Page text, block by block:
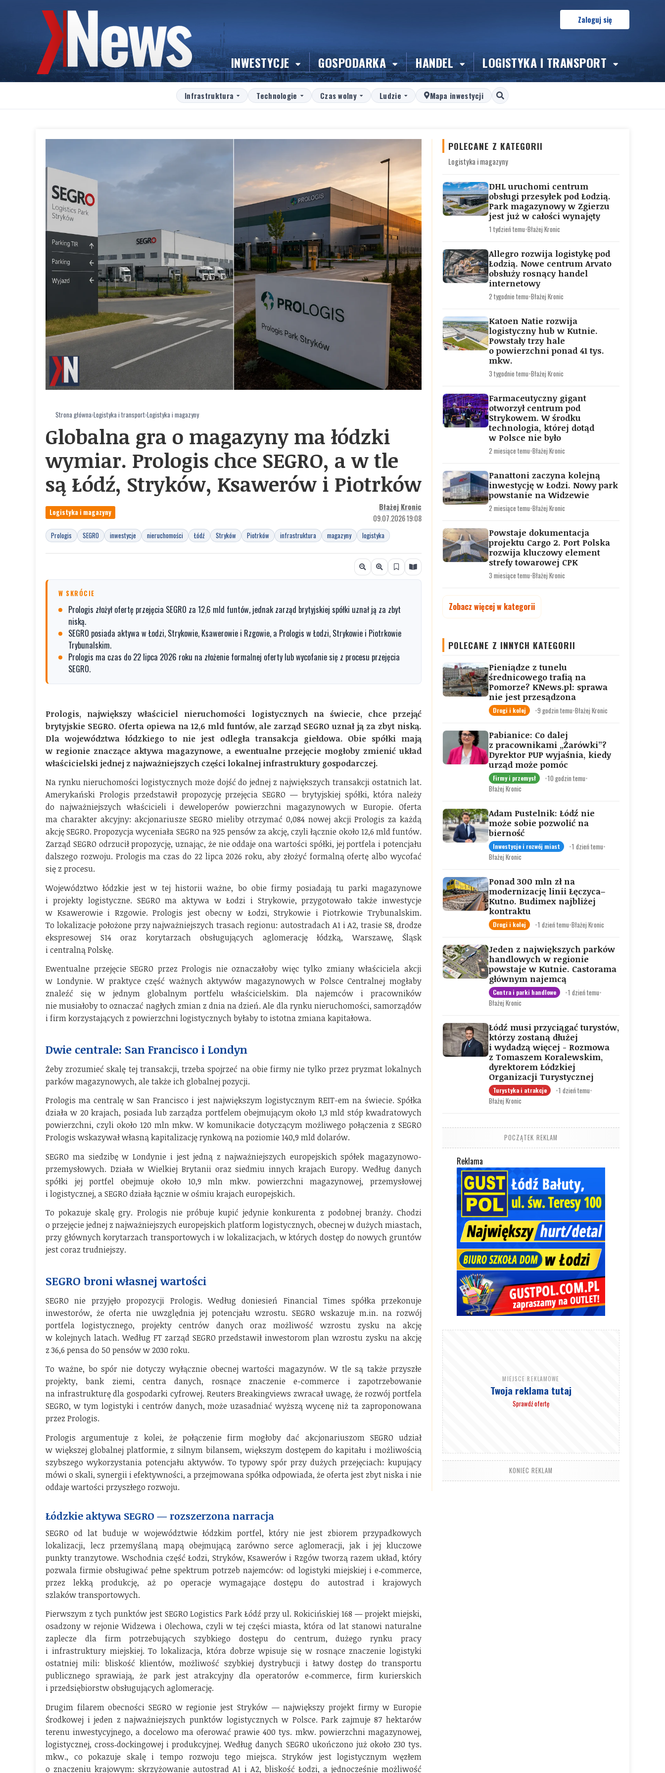
INWESTYCJE GOSPODARKA HANDEL LOGISTYKA I TRANSPORT
Zaloguj się
Infrastruktura Technologie Czas wolny Ludzie Mapa inwestycji
Strona główna›Logistyka i transport›Logistyka i magazyny
Globalna gra o magazyny ma łódzki
wymiar. Prologis chce SEGRO, a w tle
są Łódź, Stryków, Ksawerów i Piotrków
Logistyka i magazyny
Błażej Kronic
09.07.2026 19:08
Prologis SEGRO inwestycje nieruchomości Łódź Stryków Piotrków infrastruktura magazyny logistyka
W SKRÓCIE
Prologis złożył ofertę przejęcia SEGRO za 12,6 mld funtów, jednak zarząd brytyjskiej spółki uznał ją za zbyt
niską.
SEGRO posiada aktywa w Łodzi, Strykowie, Ksawerowie i Rzgowie, a Prologis w Łodzi, Strykowie i Piotrkowie
Trybunalskim.
Prologis ma czas do 22 lipca 2026 roku na złożenie formalnej oferty lub wycofanie się z procesu przejęcia
SEGRO.
Prologis, największy właściciel nieruchomości logistycznych na świecie, chce przejąć
brytyjskie SEGRO. Oferta opiewa na 12,6 mld funtów, ale zarząd SEGRO uznał ją za zbyt niską.
Dla województwa łódzkiego to nie jest odległa transakcja giełdowa. Obie spółki mają
w regionie znaczące aktywa magazynowe, a ewentualne przejęcie mogłoby zmienić układ
właścicielski jednej z najważniejszych części lokalnej infrastruktury gospodarczej.
Na rynku nieruchomości logistycznych może dojść do jednej z największych transakcji ostatnich lat.
Amerykański Prologis przedstawił propozycję przejęcia SEGRO — brytyjskiej spółki, która należy
do najważniejszych właścicieli i deweloperów powierzchni magazynowych w Europie. Oferta
ma charakter akcyjny: akcjonariusze SEGRO mieliby otrzymać 0,084 nowej akcji Prologis za każdą
akcję SEGRO. Propozycja wyceniała SEGRO na 925 pensów za akcję, czyli łącznie około 12,6 mld funtów.
Zarząd SEGRO odrzucił propozycję, uznając, że nie oddaje ona wartości spółki, jej portfela i potencjału
dalszego rozwoju. Prologis ma czas do 22 lipca 2026 roku, aby złożyć formalną ofertę albo wycofać
się z procesu.
Województwo łódzkie jest w tej historii ważne, bo obie firmy posiadają tu parki magazynowe
i projekty logistyczne. SEGRO ma aktywa w Łodzi i Strykowie, przygotowało także inwestycje
w Ksawerowie i Rzgowie. Prologis jest obecny w Łodzi, Strykowie i Piotrkowie Trybunalskim.
To lokalizacje położone przy najważniejszych trasach regionu: autostradach A1 i A2, trasie S8, drodze
ekspresowej S14 oraz korytarzach obsługujących aglomerację łódzką, Warszawę, Śląsk
i centralną Polskę.
Ewentualne przejęcie SEGRO przez Prologis nie oznaczałoby więc tylko zmiany właściciela akcji
w Londynie. W praktyce część ważnych aktywów magazynowych w Polsce Centralnej mogłaby
znaleźć się w jednym globalnym portfelu właścicielskim. Dla najemców i pracowników
nie musiałoby to oznaczać nagłych zmian z dnia na dzień. Ale dla rynku nieruchomości, samorządów
i firm korzystających z powierzchni logistycznych byłaby to istotna zmiana kapitałowa.
Dwie centrale: San Francisco i Londyn
Żeby zrozumieć skalę tej transakcji, trzeba spojrzeć na obie firmy nie tylko przez pryzmat lokalnych
parków magazynowych, ale także ich globalnej pozycji.
Prologis ma centralę w San Francisco i jest największym logistycznym REIT-em na świecie. Spółka
działa w 20 krajach, posiada lub zarządza portfelem obejmującym około 1,3 mld stóp kwadratowych
powierzchni, czyli około 120 mln mkw. W komunikacie dotyczącym możliwego połączenia z SEGRO
Prologis wskazywał własną kapitalizację rynkową na poziomie 140,9 mld dolarów.
SEGRO ma siedzibę w Londynie i jest jedną z najważniejszych europejskich spółek magazynowo-
przemysłowych. Działa w Wielkiej Brytanii oraz siedmiu innych krajach Europy. Według danych
spółki jej portfel obejmuje około 10,9 mln mkw. powierzchni magazynowej, przemysłowej
i logistycznej, a SEGRO działa łącznie w ośmiu krajach europejskich.
To pokazuje skalę gry. Prologis nie próbuje kupić jedynie konkurenta z podobnej branży. Chodzi
o przejęcie jednej z najważniejszych europejskich platform logistycznych, obecnej w dużych miastach,
przy głównych korytarzach transportowych i w lokalizacjach, w których dostęp do nowych gruntów
jest coraz trudniejszy.
SEGRO broni własnej wartości
SEGRO nie przyjęło propozycji Prologis. Według doniesień Financial Times spółka przekonuje
inwestorów, że oferta nie uwzględnia jej potencjału wzrostu. SEGRO wskazuje m.in. na rozwój
portfela logistycznego, projekty centrów danych oraz możliwość wzrostu zysku na akcję
w kolejnych latach. Według FT zarząd SEGRO przedstawił inwestorom plan wzrostu zysku na akcję
z 36,6 pensa do 50 pensów w 2030 roku.
To ważne, bo spór nie dotyczy wyłącznie obecnej wartości magazynów. W tle są także przyszłe
projekty, bank ziemi, centra danych, rosnące znaczenie e-commerce i zapotrzebowanie
na infrastrukturę dla gospodarki cyfrowej. Reuters Breakingviews zwracał uwagę, że rozwój portfela
SEGRO, w tym logistyki i centrów danych, może uzasadniać wyższą wycenę niż ta zaproponowana
przez Prologis.
Prologis argumentuje z kolei, że połączenie firm mogłoby dać akcjonariuszom SEGRO udział
w większej globalnej platformie, z silnym bilansem, większym dostępem do kapitału i możliwością
szybszego wykorzystania potencjału aktywów. To typowy spór przy dużych przejęciach: kupujący
mówi o skali, synergii i efektywności, a przejmowana spółka odpowiada, że oferta jest zbyt niska i nie
oddaje wartości przyszłego rozwoju.
Łódzkie aktywa SEGRO — rozszerzona narracja
SEGRO od lat buduje w województwie łódzkim portfel, który nie jest zbiorem przypadkowych
lokalizacji, lecz przemyślaną mapą obejmującą zarówno serce aglomeracji, jak i jej kluczowe
punkty tranzytowe. Wschodnia część Łodzi, Stryków, Ksawerów i Rzgów tworzą razem układ, który
pozwala firmie obsługiwać pełne spektrum potrzeb najemców: od logistyki miejskiej i e‑commerce,
przez lekką produkcję, aż po operacje wymagające dostępu do autostrad i krajowych
szlaków transportowych.
Pierwszym z tych punktów jest SEGRO Logistics Park Łódź przy ul. Rokicińskiej 168 — projekt miejski,
osadzony w rejonie Widzewa i Olechowa, czyli w tej części miasta, która od lat stanowi naturalne
zaplecze dla firm potrzebujących szybkiego dostępu do centrum, dużego rynku pracy
i infrastruktury miejskiej. To lokalizacja, która dobrze wpisuje się w rosnące znaczenie logistyki
ostatniej mili: bliskość klientów, możliwość szybkiej dystrybucji i łatwy dostęp do transportu
publicznego sprawiają, że park jest atrakcyjny dla operatorów e‑commerce, firm kurierskich
i przedsiębiorstw obsługujących aglomerację.
Drugim filarem obecności SEGRO w regionie jest Stryków — największy projekt firmy w Europie
Środkowej i jeden z najważniejszych punktów logistycznych w Polsce. Park zajmuje 87 hektarów
terenu inwestycyjnego, a docelowo ma oferować prawie 400 tys. mkw. powierzchni magazynowej,
logistycznej, cross‑dockingowej i produkcyjnej. Według danych SEGRO ukończono już około 230 tys.
mkw., co pokazuje skalę i tempo rozwoju tego miejsca. Stryków jest logistycznym węzłem
o znaczeniu krajowym: skrzyżowanie autostrad A1 i A2, bliskość Łodzi, a jednocześnie możliwość
POLECANE Z KATEGORII
Logistyka i magazyny
DHL uruchomi centrum
obsługi przesyłek pod Łodzią.
Park magazynowy w Zgierzu
jest już w całości wynajęty
1 tydzień temu•Błażej Kronic
Allegro rozwija logistykę pod
Łodzią. Nowe centrum Arvato
obsłuży rosnący handel
internetowy
2 tygodnie temu•Błażej Kronic
Katoen Natie rozwija
logistyczny hub w Kutnie.
Powstały trzy hale
o powierzchni ponad 41 tys.
mkw.
3 tygodnie temu•Błażej Kronic
Farmaceutyczny gigant
otworzył centrum pod
Strykowem. W środku
technologia, której dotąd
w Polsce nie było
2 miesiące temu•Błażej Kronic
Panattoni zaczyna kolejną
inwestycję w Łodzi. Nowy park
powstanie na Widzewie
2 miesiące temu•Błażej Kronic
Powstaje dokumentacja
projektu Cargo 2. Port Polska
rozwija kluczowy element
strefy towarowej CPK
3 miesiące temu•Błażej Kronic
Zobacz więcej w kategorii
POLECANE Z INNYCH KATEGORII
Pieniądze z tunelu
średnicowego trafią na
Pomorze? KNews.pl: sprawa
nie jest przesądzona
Drogi i kolej •9 godzin temu•Błażej Kronic
Pabianice: Co dalej
z pracownikami „Żarówki”?
Dyrektor PUP wyjaśnia, kiedy
urząd może pomóc
Firmy i przemysł •10 godzin temu•
Błażej Kronic
Adam Pustelnik: Łódź nie
może sobie pozwolić na
bierność
Inwestycje i rozwój miast •1 dzień temu•
Błażej Kronic
Ponad 300 mln zł na
modernizację linii Łęczyca–
Kutno. Budimex najbliżej
kontraktu
Drogi i kolej •1 dzień temu•Błażej Kronic
Jeden z największych parków
handlowych w regionie
powstaje w Kutnie. Castorama
głównym najemcą
Centra i parki handlowe •1 dzień temu•
Błażej Kronic
Łódź musi przyciągać turystów,
którzy zostaną dłużej
i wydadzą więcej - Rozmowa
z Tomaszem Koralewskim,
dyrektorem Łódzkiej
Organizacji Turystycznej
Turystyka i atrakcje •1 dzień temu•
Błażej Kronic
POCZĄTEK REKLAM
Reklama
MIEJSCE REKLAMOWE
Twoja reklama tutaj
Sprawdź ofertę
KONIEC REKLAM